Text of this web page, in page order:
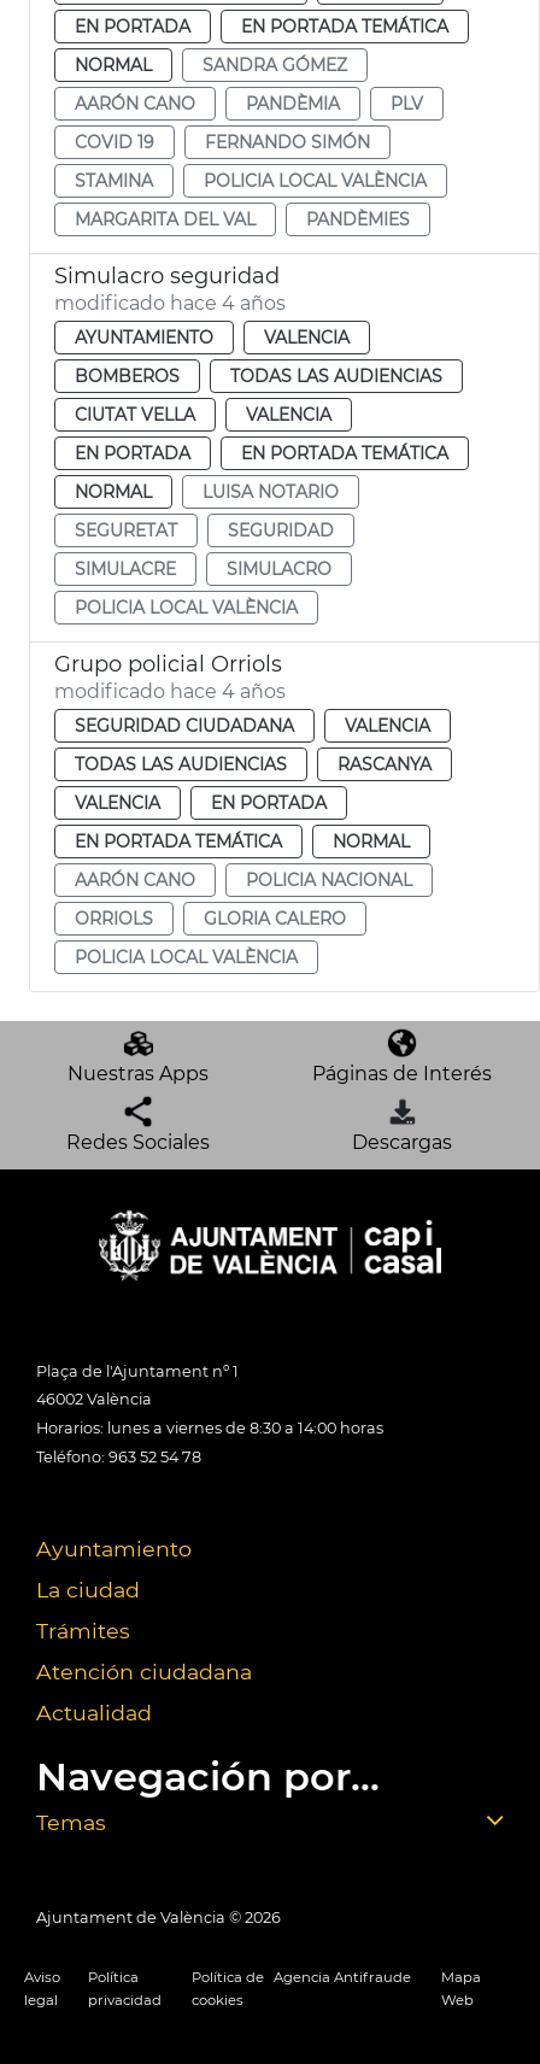
EN PORTADA
EN PORTADA TEMÁTICA
NORMAL
SANDRA GÓMEZ
AARÓN CANO
PANDÈMIA
PLV
COVID 19
FERNANDO SIMÓN
STAMINA
POLICIA LOCAL VALÈNCIA
MARGARITA DEL VAL
PANDÈMIES
Simulacro seguridad
modificado hace 4 años
AYUNTAMIENTO
VALENCIA
BOMBEROS
TODAS LAS AUDIENCIAS
CIUTAT VELLA
VALENCIA
EN PORTADA
EN PORTADA TEMÁTICA
NORMAL
LUISA NOTARIO
SEGURETAT
SEGURIDAD
SIMULACRE
SIMULACRO
POLICIA LOCAL VALÈNCIA
Grupo policial Orriols
modificado hace 4 años
SEGURIDAD CIUDADANA
VALENCIA
TODAS LAS AUDIENCIAS
RASCANYA
VALENCIA
EN PORTADA
EN PORTADA TEMÁTICA
NORMAL
AARÓN CANO
POLICIA NACIONAL
ORRIOLS
GLORIA CALERO
POLICIA LOCAL VALÈNCIA
Nuestras Apps Páginas de Interés
Redes Sociales Descargas
Plaça de l'Ajuntament nº 1
46002 València
Horarios: lunes a viernes de 8:30 a 14:00 horas
Teléfono: 963 52 54 78
Ayuntamiento
La ciudad
Trámites
Atención ciudadana
Actualidad
Navegación por...
Temas
Ajuntament de València © 2026
Aviso
legal
Política
privacidad
Política de
cookies
Agencia Antifraude
Mapa
Web